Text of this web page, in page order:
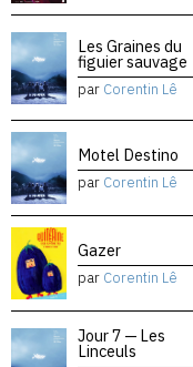
Les Graines du
figuier sauvage
par Corentin Lê
Motel Destino
par Corentin Lê
Gazer
par Corentin Lê
Jour 7 — Les
Linceuls